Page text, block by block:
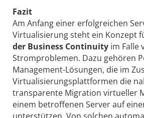
Fazit
Am Anfang einer erfolgreichen
Virtualisierung steht ein Konzept
der Business Continuity im Falle
Stromproblemen. Dazu gehören
Management-Lösungen, die im
Virtualisierungsplattformen die
transparente Migration virtueller
einem betroffenen Server auf